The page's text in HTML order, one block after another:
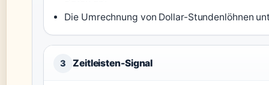
Die Umrechnung von Dollar-Stundenlöhnen
3 Zeitleisten-Signal